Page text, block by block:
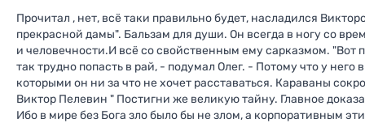
Прочитал , нет, всё таки правильно будет, насладился
прекрасной дамы". Бальзам для души. Он всегда в ногу со
и человечности.И всё со свойственным ему сарказмом. "Вот
так трудно попасть в рай, - подумал Олег. - Потому что у него
которыми он ни за что не хочет расставаться. Караваны
Виктор Пелевин " Постигни же великую тайну. Главное
Ибо в мире без Бога зло было бы не злом, а корпоративным